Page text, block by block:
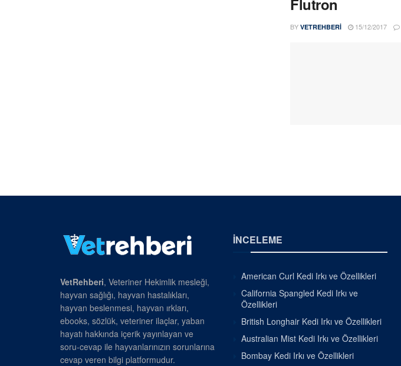
Flutron
BY VETREHBERI 15/12/2017
VetRehberi, Veteriner Hekimlik mesleği,
hayvan sağlığı, hayvan hastalıkları,
hayvan beslenmesi, hayvan ırkları,
ebooks, sözlük, veteriner ilaçlar, yaban
hayatı hakkında içerik yayınlayan ve
soru-cevap ile hayvanlarınızın sorunlarına
cevap veren bilgi platformudur.
İNCELEME
American Curl Kedi Irkı ve Özellikleri
California Spangled Kedi Irkı ve
Özellikleri
British Longhair Kedi Irkı ve Özellikleri
Australian Mist Kedi Irkı ve Özellikleri
Bombay Kedi Irkı ve Özellikleri